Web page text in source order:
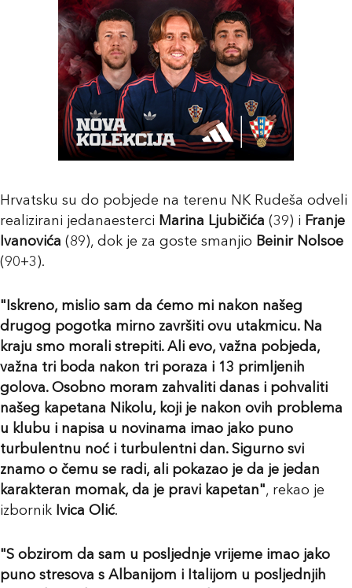
Hrvatsku su do pobjede na terenu NK Rudeša odveli
realizirani jedanaesterci Marina Ljubičića (39) i Franje
Ivanovića (89), dok je za goste smanjio Beinir Nolsoe
(90+3).
"Iskreno, mislio sam da ćemo mi nakon našeg
drugog pogotka mirno završiti ovu utakmicu. Na
kraju smo morali strepiti. Ali evo, važna pobjeda,
važna tri boda nakon tri poraza i 13 primljenih
golova. Osobno moram zahvaliti danas i pohvaliti
našeg kapetana Nikolu, koji je nakon ovih problema
u klubu i napisa u novinama imao jako puno
turbulentnu noć i turbulentni dan. Sigurno svi
znamo o čemu se radi, ali pokazao je da je jedan
karakteran momak, da je pravi kapetan", rekao je
izbornik Ivica Olić.
"S obzirom da sam u posljednje vrijeme imao jako
puno stresova s Albanijom i Italijom u posljednjih